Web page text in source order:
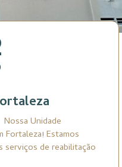
Unidade
Fortaleza! Estamos
serviços de reabilitação